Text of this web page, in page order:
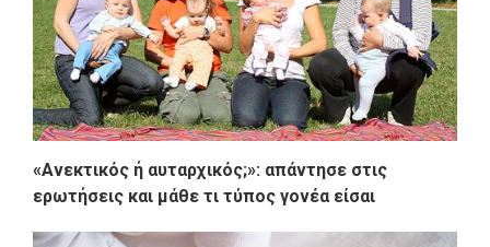
«Ανεκτικός ή αυταρχικός;»: απάντησε στις
ερωτήσεις και μάθε τι τύπος γονέα είσαι